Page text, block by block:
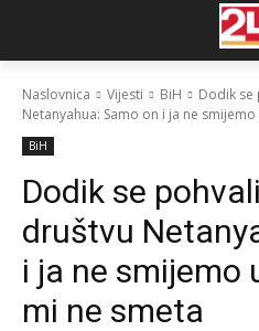
Naslovnica Vijesti BiH
Dodik se
Netanyahua: Samo on i ja ne
BiH
Dodik se
društvu
i ja ne smijemo
mi ne smeta